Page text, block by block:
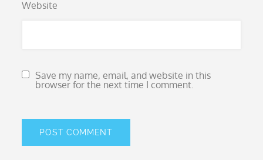
Website
Save my name, email, and website in this
browser for the next time I comment.